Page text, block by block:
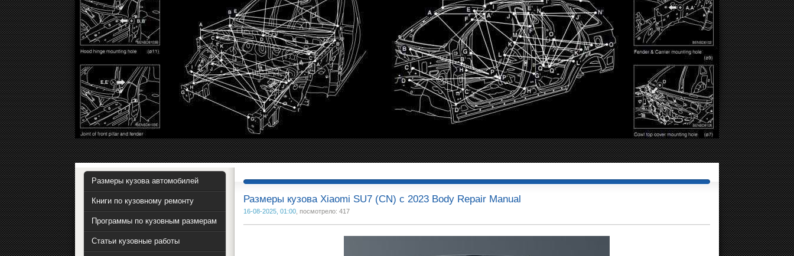
Размеры кузова Xiaomi SU7 (CN) с 2023 Body Repair Manual
16-08-2025, 01:00, посмотрело: 417
Размеры кузова автомобилей
Книги по кузовному ремонту
Программы по кузовным размерам
Статьи кузовные работы